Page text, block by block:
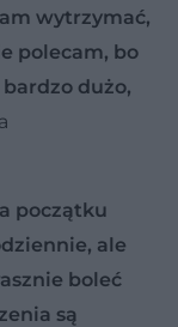
wytrzymać,
polecam, bo
bardzo dużo,
początku
ale
boleć
są